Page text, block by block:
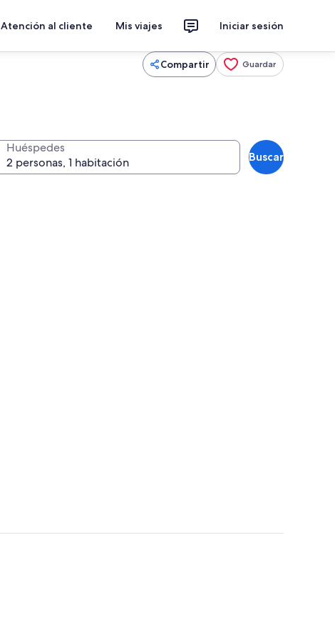
Atención al cliente Mis viajes Iniciar sesión
Compartir Guardar
Huéspedes
Buscar